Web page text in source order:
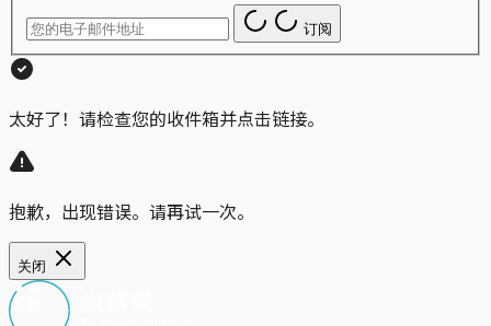
订阅
太好了！请检查您的收件箱并点击链接。
抱歉，出现错误。请再试一次。
关闭